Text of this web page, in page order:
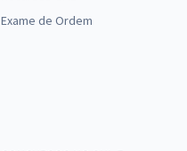
Exame de Ordem